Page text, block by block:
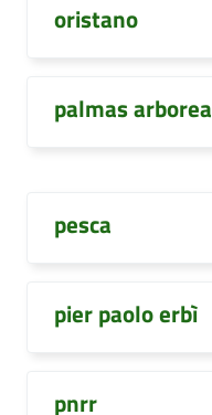
oristano
palmas arborea
pesca
pier paolo erbì
pnrr